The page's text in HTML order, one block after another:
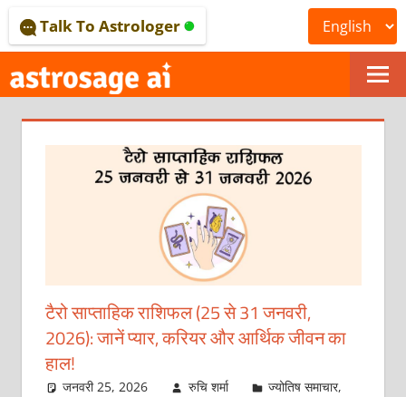
to
content
ONLINE
ASTROLOGICAL
JOURNAL
–
ASTROSAGE
MAGAZINE
Talk To Astrologer
टैरो साप्ताहिक राशिफल (25 से 31 जनवरी,
2026): जानें प्यार, करियर और आर्थिक जीवन का
हाल!
जनवरी 25, 2026 रुचि शर्मा ज्योतिष समाचार,